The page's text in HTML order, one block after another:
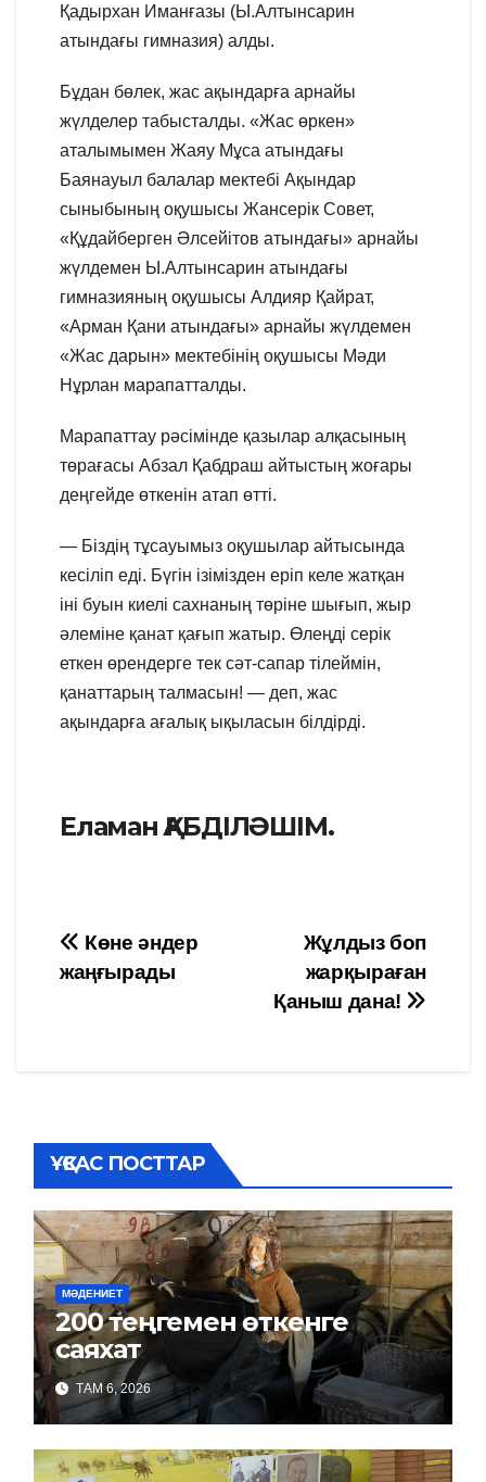
Қадырхан Иманғазы (Ы.Алтынсарин
атындағы гимназия) алды.
Бұдан бөлек, жас ақындарға арнайы
жүлделер табысталды. «Жас өркен»
аталымымен Жаяу Мұса атындағы
Баянауыл балалар мектебі Ақындар
сыныбының оқушысы Жансерік Совет,
«Құдайберген Әлсейітов атындағы» арнайы
жүлдемен Ы.Алтынсарин атындағы
гимназияның оқушысы Алдияр Қайрат,
«Арман Қани атындағы» арнайы жүлдемен
«Жас дарын» мектебінің оқушысы Мәди
Нұрлан марапатталды.
Марапаттау рәсімінде қазылар алқасының
төрағасы Абзал Қабдраш айтыстың жоғары
деңгейде өткенін атап өтті.
— Біздің тұсауымыз оқушылар айтысында
кесіліп еді. Бүгін ізімізден еріп келе жатқан
іні буын киелі сахнаның төріне шығып, жыр
әлеміне қанат қағып жатыр. Өлеңді серік
еткен өрендерге тек сәт-сапар тілеймін,
қанаттарың талмасын! — деп, жас
ақындарға ағалық ықыласын білдірді.
Еламан ҚАБДІЛӘШІМ.
Навигация
по
Жұлдыз боп
жарқыраған
Қаныш дана!
Көне әндер
жаңғырады
ҰҚСАС ПОСТТАР
МӘДЕНИЕТ
200 теңгемен өткенге
саяхат
ТАМ 6, 2026